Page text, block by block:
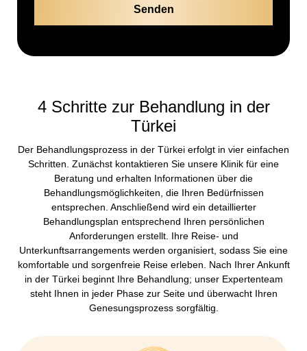
4 Schritte zur Behandlung in der
Türkei
Der Behandlungsprozess in der Türkei erfolgt in vier einfachen
Schritten. Zunächst kontaktieren Sie unsere Klinik für eine
Beratung und erhalten Informationen über die
Behandlungsmöglichkeiten, die Ihren Bedürfnissen
entsprechen. Anschließend wird ein detaillierter
Behandlungsplan entsprechend Ihren persönlichen
Anforderungen erstellt. Ihre Reise- und
Unterkunftsarrangements werden organisiert, sodass Sie eine
komfortable und sorgenfreie Reise erleben. Nach Ihrer Ankunft
in der Türkei beginnt Ihre Behandlung; unser Expertenteam
steht Ihnen in jeder Phase zur Seite und überwacht Ihren
Genesungsprozess sorgfältig.